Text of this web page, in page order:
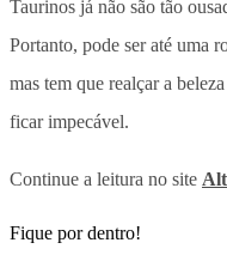
Taurinos já não são tão
Portanto, pode ser até uma
mas tem que realçar a
ficar impecável.
Continue a leitura no site
Fique por dentro!